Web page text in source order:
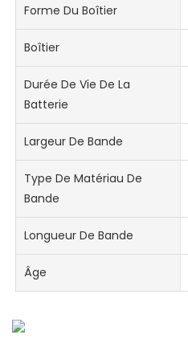
Forme Du Boîtier
Boîtier
Durée De Vie De La
Batterie
Largeur De Bande
Type De Matériau De
Bande
Longueur De Bande
Âge